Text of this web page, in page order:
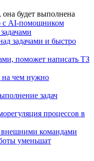
она будет выполнена
с AI-помощником
задачами и быстро
поможет написать ТЗ
на чем нужно
задач
процессов в
внешними командами
уменьшат